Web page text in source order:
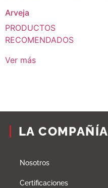
Arveja
PRODUCTOS
RECOMENDADOS
Ver más
LA COMPAÑÍA
Nosotros
Certificaciones